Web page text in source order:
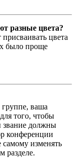
разные цвета?
цвета
было проще
ваша
того, чтобы
звание должны
конференции
самому изменять
разделе.